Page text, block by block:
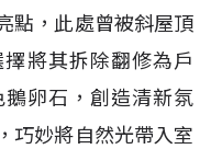
點，此處曾被斜屋頂
將其拆除翻修為戶
卵石，創造清新氛
巧妙將自然光帶入室